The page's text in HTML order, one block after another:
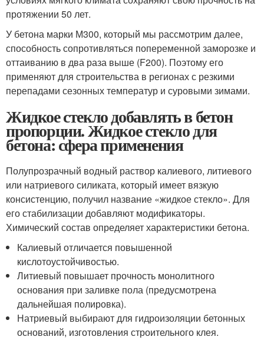
протяжении 50 лет.
У бетона марки М300, который мы рассмотрим далее,
способность сопротивляться попеременной заморозке и
оттаиванию в два раза выше (F200). Поэтому его
применяют для строительства в регионах с резкими
перепадами сезонных температур и суровыми зимами.
Жидкое стекло добавлять в бетон
пропорции. Жидкое стекло для
бетона: сфера применения
Полупрозрачный водный раствор калиевого, литиевого
или натриевого силиката, который имеет вязкую
консистенцию, получил название «жидкое стекло». Для
его стабилизации добавляют модификаторы.
Химический состав определяет характеристики бетона.
Калиевый отличается повышенной
кислотоустойчивостью.
Литиевый повышает прочность монолитного
основания при заливке пола (предусмотрена
дальнейшая полировка).
Натриевый выбирают для гидроизоляции бетонных
оснований, изготовления строительного клея.